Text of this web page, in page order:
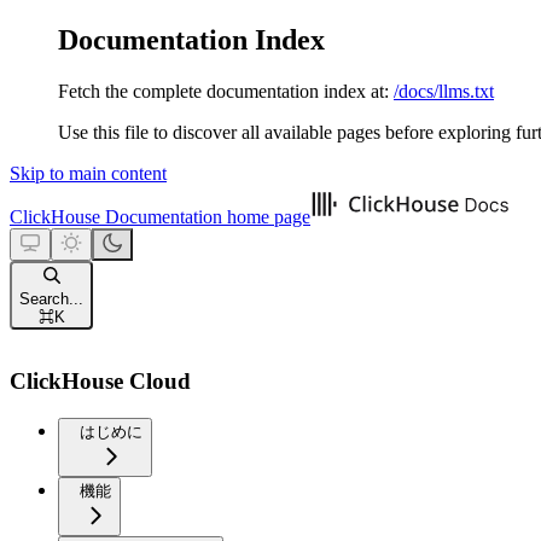
Documentation Index
Fetch the complete documentation index at: /docs/llms.txt
Use this file to discover all available pages before exploring
Skip to main content
ClickHouse Documentation home page
Search...
⌘K
ClickHouse Cloud
はじめに
機能